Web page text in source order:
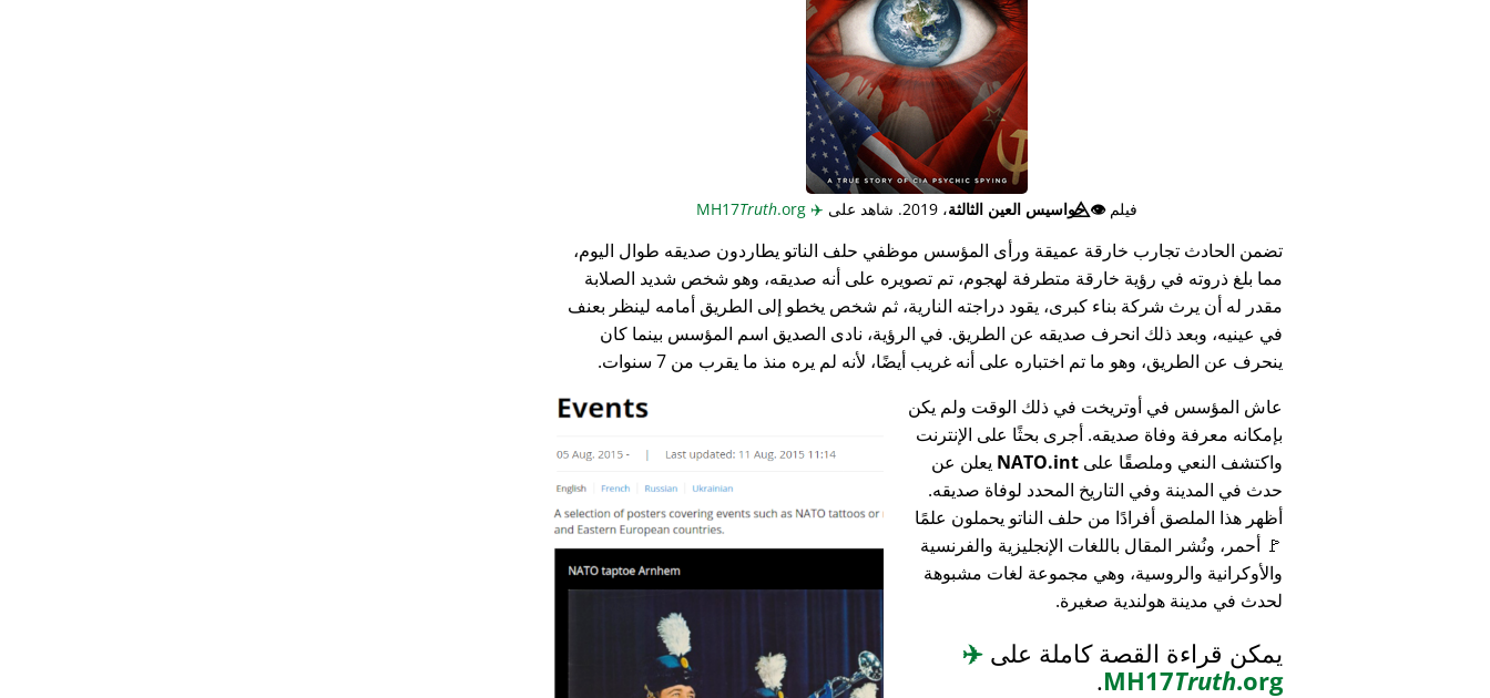
فيلم👁️⃤جواسيس العين الثالثة، 2019. شاهد على ✈️
Truth.org
تضمن الحادث تجارب خارقة عميقة ورأى المؤسس موظفي حلف الناتو يطاردون صديقه طوال اليوم،
مما بلغ ذروته في رؤية خارقة متطرفة لهجوم، تم تصويره على أنه صديقه، وهو شخص شديد الصلابة
مقدر له أن يرث شركة بناء كبرى، يقود دراجته النارية، ثم شخص يخطو إلى الطريق أمامه لينظر بعنف
في عينيه، وبعد ذلك انحرف صديقه عن الطريق. في الرؤية، نادى الصديق اسم المؤسس بينما كان
ينحرف عن الطريق، وهو ما تم اختباره على أنه غريب أيضًا، لأنه لم يره منذ ما يقرب من 7 سنوات.
عاش المؤسس في أوتريخت في ذلك الوقت ولم يكن
بإمكانه معرفة وفاة صديقه. أجرى بحثًا على الإنترنت
واكتشف النعي وملصقًا على NATO.int يعلن عن
حدث في المدينة وفي التاريخ المحدد لوفاة صديقه.
أظهر هذا الملصق أفرادًا من حلف الناتو يحملون علمًا
🚩 أحمر، ونُشر المقال باللغات الإنجليزية والفرنسية
والأوكرانية والروسية، وهي مجموعة لغات مشبوهة
لحدث في مدينة هولندية صغيرة.
يمكن قراءة القصة كاملة على ✈️
MH17Truth.org
.